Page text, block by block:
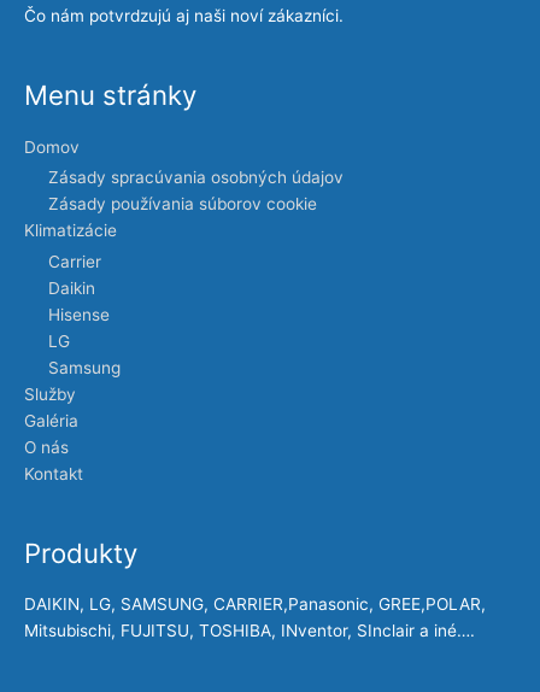
Čo nám potvrdzujú aj naši noví zákazníci.
Menu stránky
Domov
Zásady spracúvania osobných údajov
Zásady používania súborov cookie
Klimatizácie
Carrier
Daikin
Hisense
LG
Samsung
Služby
Galéria
O nás
Kontakt
Produkty
DAIKIN, LG, SAMSUNG, CARRIER,Panasonic, GREE,POLAR,
Mitsubischi, FUJITSU, TOSHIBA, INventor, SInclair a iné….